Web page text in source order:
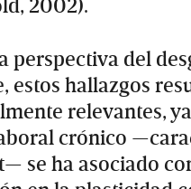
2002).
perspectiva del
estos hallazgos
relevantes,
crónico
se ha asociado